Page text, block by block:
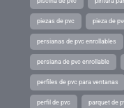
piezas de pvc pieza de
persianas de pvc enrollables
persiana de pvc enrollable
perfiles de pvc para ventanas
perfil de pvc parquet de